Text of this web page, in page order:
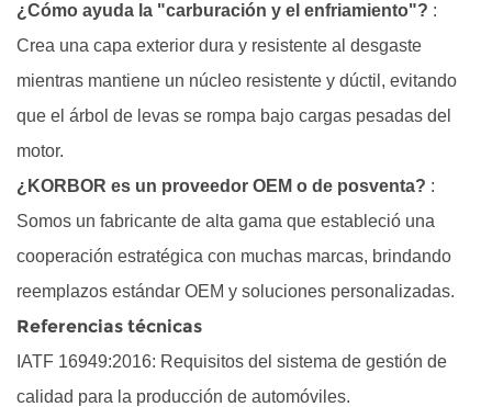
¿Cómo ayuda la "carburación y el enfriamiento"? :
Crea una capa exterior dura y resistente al desgaste
mientras mantiene un núcleo resistente y dúctil, evitando
que el árbol de levas se rompa bajo cargas pesadas del
motor.
¿KORBOR es un proveedor OEM o de posventa? :
Somos un fabricante de alta gama que estableció una
cooperación estratégica con muchas marcas, brindando
reemplazos estándar OEM y soluciones personalizadas.
Referencias técnicas
IATF 16949:2016: Requisitos del sistema de gestión de
calidad para la producción de automóviles.